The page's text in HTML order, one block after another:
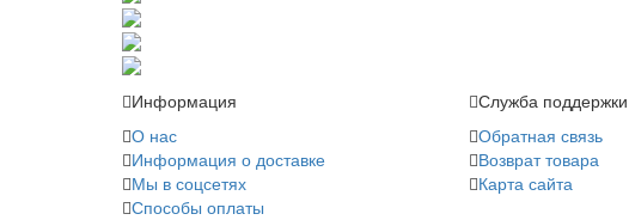
Информация
О нас
Информация о доставке
Мы в соцсетях
Способы оплаты
Служба поддержки
Обратная связь
Возврат товара
Карта сайта